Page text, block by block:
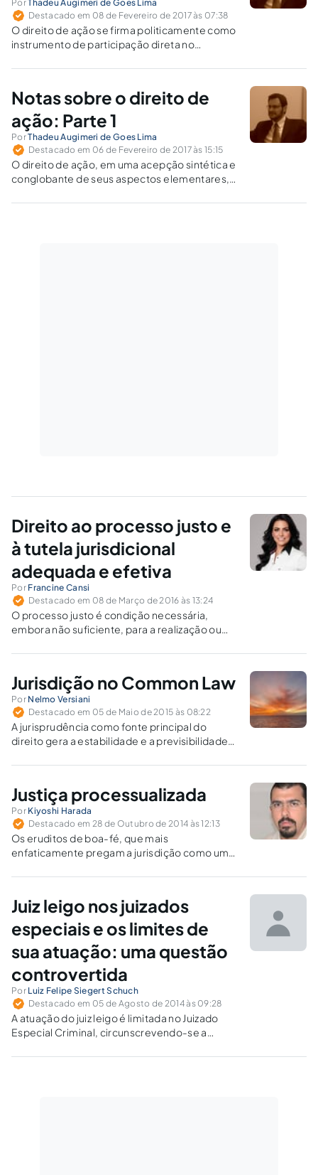
PorThadeu Augimeri de Goes Lima
Destacado em 08 de Fevereiro de 2017 às 07:38
O direito de ação se firma politicamente como
instrumento de participação direta no
Notas sobre o direito de
ação: Parte 1
PorThadeu Augimeri de Goes Lima
Destacado em 06 de Fevereiro de 2017 às 15:15
O direito de ação, em uma acepção sintética e
conglobante de seus aspectos elementares,
a prestação jurisdicional integral,
Direito ao processo justo e
à tutela jurisdicional
adequada e efetiva
Por Francine Cansi
Destacado em 08 de Março de 2016 às 13:24
O processo justo é condição necessária,
embora não suficiente, para a realização ou
Jurisdição no Common Law
Por Nelmo Versiani
Destacado em 05 de Maio de 2015 às 08:22
A jurisprudência como fonte principal do
direito gera a estabilidade e a previsibilidade
alcance da justiça social.
Justiça processualizada
Por Kiyoshi Harada
Destacado em 28 de Outubro de 2014 às 12:13
Os eruditos de boa-fé, que mais
enfaticamente pregam a jurisdição como um
exatamente as pessoas que estão sempre à
permitem a finalização do processo, enquanto
instrumento de realização do direito material.
Juiz leigo nos juizados
especiais e os limites de
sua atuação: uma questão
controvertida
Por Luiz Felipe Siegert Schuch
Destacado em 05 de Agosto de 2014 às 09:28
A atuação do juiz leigo é limitada no Juizado
Especial Criminal, circunscrevendo-se a
composição dos danos civis para posterior